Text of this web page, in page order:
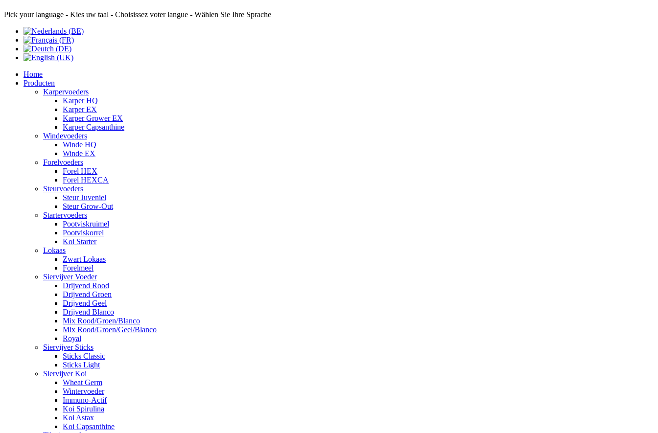
Pick your language - Kies uw taal - Choisissez voter langue - Wählen Sie Ihre Sprache
Home
Producten
Karpervoeders
Karper HQ
Karper EX
Karper Grower EX
Karper Capsanthine
Windevoeders
Winde HQ
Winde EX
Forelvoeders
Forel HEX
Forel HEXCA
Steurvoeders
Steur Juveniel
Steur Grow-Out
Startervoeders
Pootviskruimel
Pootviskorrel
Koi Starter
Lokaas
Zwart Lokaas
Forelmeel
Siervijver Voeder
Drijvend Rood
Drijvend Groen
Drijvend Geel
Drijvend Blanco
Mix Rood/Groen/Blanco
Mix Rood/Groen/Geel/Blanco
Royal
Siervijver Sticks
Sticks Classic
Sticks Light
Siervijver Koi
Wheat Germ
Wintervoeder
Immuno-Actif
Koi Spirulina
Koi Astax
Koi Capsanthine